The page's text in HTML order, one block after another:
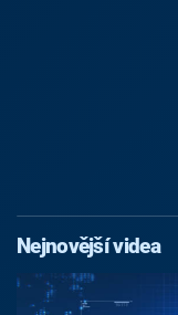
Nejnovější videa